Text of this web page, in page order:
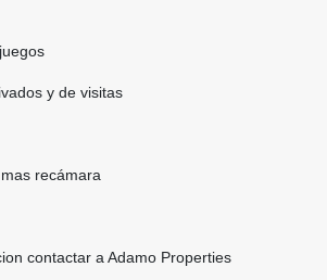
y de visitas
recámara
contactar a Adamo Properties